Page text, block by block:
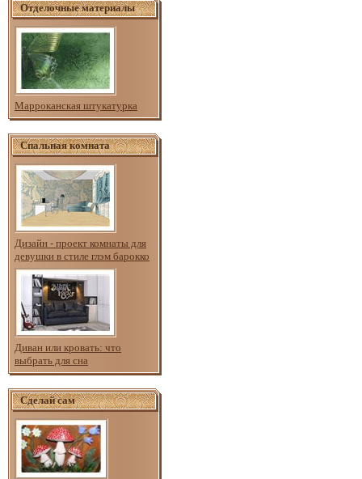
Отделочные материалы
Марроканская штукатурка
Спальная комната
Дизайн - проект комнаты для
девушки в стиле глэм барокко
Диван или кровать: что
выбрать для сна
Сделай сам